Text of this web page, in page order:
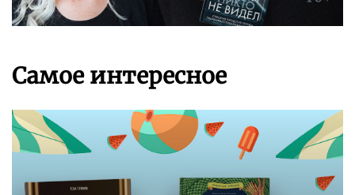
Самое интересное